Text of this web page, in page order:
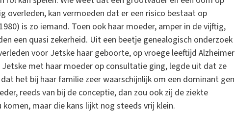
overleden, kan vermoeden dat er een risico bestaat op
is zo iemand. Toen ook haar moeder, amper in de vijftig,
een quasi zekerheid. Uit een beetje genealogisch onderzoek
voor Jetske haar geboorte, op vroege leeftijd Alzheimer
met haar moeder op consultatie ging, legde uit dat ze
het bij haar familie zeer waarschijnlijk om een dominant gen
reeds van bij de conceptie, dan zou ook zij de ziekte
maar die kans lijkt nog steeds vrij klein.